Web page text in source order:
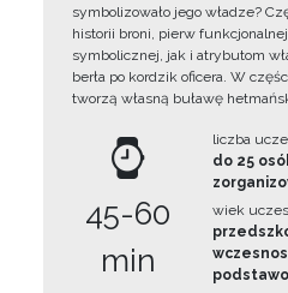
symbolizowało jego władze?
historii broni, pierw
symbolicznej, jak i atrybutom
berła po kordzik oficera. W
tworzą własną buławę
45-60
min
liczba
do 25
wiek